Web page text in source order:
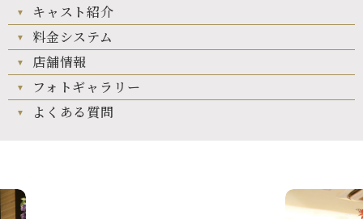
キャスト紹介
料金システム
店舗情報
フォトギャラリー
よくある質問